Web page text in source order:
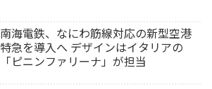
南海電鉄、なにわ筋線対応の新型空港
特急を導入へ デザインはイタリアの
「ピニンファリーナ」が担当